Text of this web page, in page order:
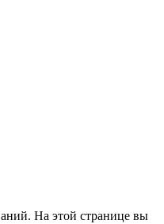
На этой странице вы